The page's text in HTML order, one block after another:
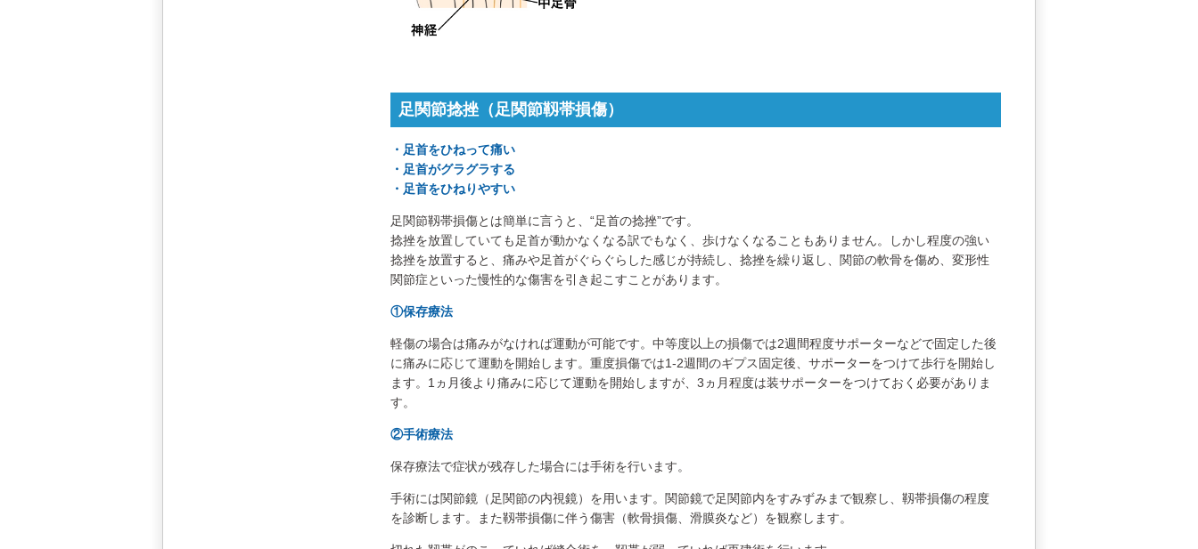
足関節捻挫（足関節靱帯損傷）
・足首をひねって痛い
・足首がグラグラする
・足首をひねりやすい
足関節靱帯損傷とは簡単に言うと、“足首の捻挫”です。
捻挫を放置していても足首が動かなくなる訳でもなく、歩けなくなることもありません。しかし程度の強い
捻挫を放置すると、痛みや足首がぐらぐらした感じが持続し、捻挫を繰り返し、関節の軟骨を傷め、変形性
関節症といった慢性的な傷害を引き起こすことがあります。
①保存療法
軽傷の場合は痛みがなければ運動が可能です。中等度以上の損傷では2週間程度サポーターなどで固定した後
に痛みに応じて運動を開始します。重度損傷では1-2週間のギプス固定後、サポーターをつけて歩行を開始し
ます。1ヵ月後より痛みに応じて運動を開始しますが、3ヵ月程度は装サポーターをつけておく必要がありま
す。
②手術療法
保存療法で症状が残存した場合には手術を行います。
手術には関節鏡（足関節の内視鏡）を用います。関節鏡で足関節内をすみずみまで観察し、靱帯損傷の程度
を診断します。また靱帯損傷に伴う傷害（軟骨損傷、滑膜炎など）を観察します。